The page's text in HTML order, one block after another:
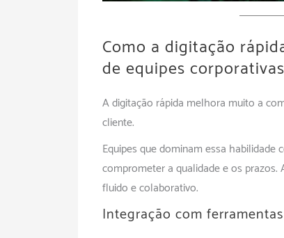
Como a digitação
de equipes
A digitação rápida melhora muito a
cliente.
Equipes que dominam essa
comprometer a qualidade e os prazos.
fluido e colaborativo.
Integração com